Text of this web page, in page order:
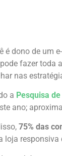
é dono de um
fazer toda
nas
a Pesquisa
ano;
75% das
loja responsiva